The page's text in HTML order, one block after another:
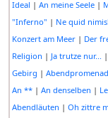
Ideal | An meine Seele|
"Inferno" | Ne quid nimis!
Konzert am Meer| Der
Religion | Ja trutze nur... |
Gebirg |
An **| An denselben |
Abendläuten | Oh zittre